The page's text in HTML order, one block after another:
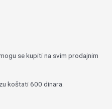
se kupiti na svim prodajnim
koštati 600 dinara.